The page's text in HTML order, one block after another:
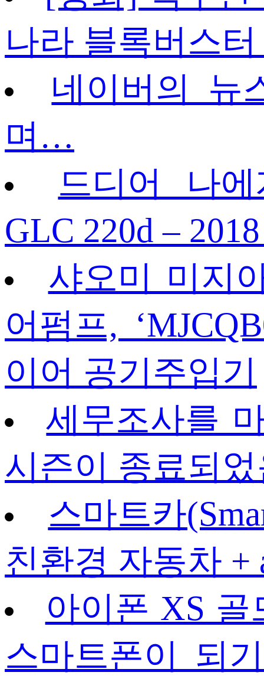
나라 블록버스
네이버의 뉴
며…
드디어 나
GLC 220d –
샤오미 미지
어펌프,
이어 공기주입기
세무조사를
시즌이 종료되
스마트카
친환경 자동차 +
아이폰 XS
스마트폰이 되